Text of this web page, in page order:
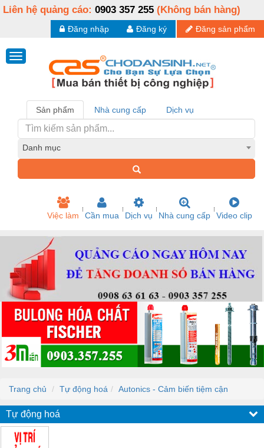
Liên hệ quảng cáo: 0903 357 255 (Không bán hàng)
Đăng sản phẩm
Đăng ký
Đăng nhập
Sản phẩm Nhà cung cấp Dịch vụ
Danh mục
Việc làm Cần mua Dịch vụ Nhà cung cấp Video clip
Trang chủ Tự động hoá Autonics - Cảm biến tiệm cận
Tự động hoá